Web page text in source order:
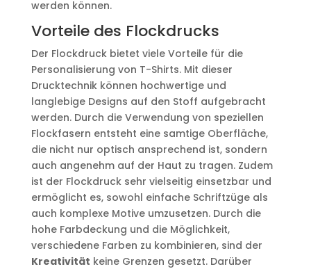
werden können.
Vorteile des Flockdrucks
Der Flockdruck bietet viele Vorteile für die
Personalisierung von T-Shirts. Mit dieser
Drucktechnik können hochwertige und
langlebige Designs auf den Stoff aufgebracht
werden. Durch die Verwendung von speziellen
Flockfasern entsteht eine samtige Oberfläche,
die nicht nur optisch ansprechend ist, sondern
auch angenehm auf der Haut zu tragen. Zudem
ist der Flockdruck sehr vielseitig einsetzbar und
ermöglicht es, sowohl einfache Schriftzüge als
auch komplexe Motive umzusetzen. Durch die
hohe Farbdeckung und die Möglichkeit,
verschiedene Farben zu kombinieren, sind der
Kreativität keine Grenzen gesetzt. Darüber